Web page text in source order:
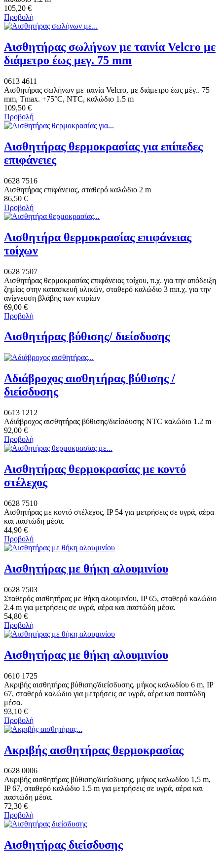
105,20 €
Προβολή
Αισθητήρας σωλήνων με ταινία Velcro με
διάμετρο έως μεγ. 75 mm
0613 4611
Αισθητήρας σωλήνων με ταινία Velcro, με διάμετρο έως μέγ.. 75
mm, Tmax. +75°C, NTC, καλώδιο 1.5 m
109,50 €
Προβολή
Αισθητήρας θερμοκρασίας για επίπεδες
επιφάνειες
0628 7516
Αισθητήρας επιφάνειας, σταθερό καλώδιο 2 m
86,50 €
Προβολή
Αισθητήρα θερμοκρασίας επιφάνειας
τοίχων
0628 7507
Αισθητήρας θερμοκρασίας επιφάνειας τοίχου, π.χ. για την απόδειξη
ζημίας στην κατασκευή υλικών, σταθερό καλώδιο 3 mπ.χ. για την
ανίχνευση βλάβης των κτιρίων
69,00 €
Προβολή
Αισθητήρας βύθισης/ διείσδυσης
Αδιάβροχος αισθητήρας βύθισης /
διείσδυσης
0613 1212
Αδιάβροχος αισθητήρας βύθισης/διείσδυσης NTC καλώδιο 1.2 m
92,00 €
Προβολή
Αισθητήρας θερμοκρασίας με κοντό
στέλεχος
0628 7510
Αισθητήρας με κοντό στέλεχος, IP 54 για μετρήσεις σε υγρά, αέρα
και παστώδη μέσα.
44,90 €
Προβολή
Αισθητήρας με θήκη αλουμινίου
0628 7503
Σταθερός αισθητήρας με θήκη αλουμινίου, IP 65, σταθερό καλώδιο
2.4 m για μετρήσεις σε υγρά, αέρα και παστώδη μέσα.
54,80 €
Προβολή
Αισθητήρας με θήκη αλουμινίου
0610 1725
Ακριβής αισθητήρας βύθισης/διείσδυσης, μήκος καλωδίου 6 m, IP
67, σταθερό καλώδιο για μετρήσεις σε υγρά, αέρα και παστώδη
μέσα.
93,10 €
Προβολή
Ακριβής αισθητήρας θερμοκρασίας
0628 0006
Ακριβής αισθητήρας βύθισης/διείσδυσης, μήκος καλωδίου 1,5 m,
IP 67, σταθερό καλώδιο 1.5 m για μετρήσεις σε υγρά, αέρα και
παστώδη μέσα.
72,30 €
Προβολή
Αισθητήρας διείσδυσης